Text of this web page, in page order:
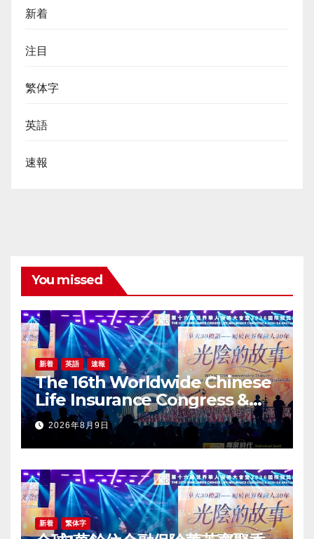
新着
注目
繁体字
英語
速報
You missed
新着 英語 速報
The 16th Worldwide Chinese
Life Insurance Congress &
2026 International Dragon
Award (IDA) Annual
Conference Grandly Held
2026年8月9日
新着 繁体字